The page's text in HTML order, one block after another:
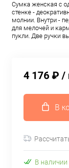
Сумка женская с
стенке -
молнии. Внутри -
для мелочей и
пукли. Две ручки
4 176 ₽ /
В
В наличии